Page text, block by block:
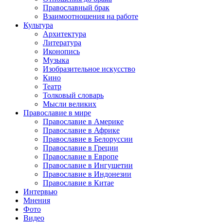
Православный брак
Взаимоотношения на работе
Культура
Архитектура
Литература
Иконопись
Музыка
Изобразительное искусство
Кино
Театр
Толковый словарь
Мысли великих
Православие в мире
Православие в Америке
Православие в Африке
Православие в Белоруссии
Православие в Греции
Православие в Европе
Православие в Ингушетии
Православие в Индонезии
Православие в Китае
Интервью
Мнения
Фото
Видео